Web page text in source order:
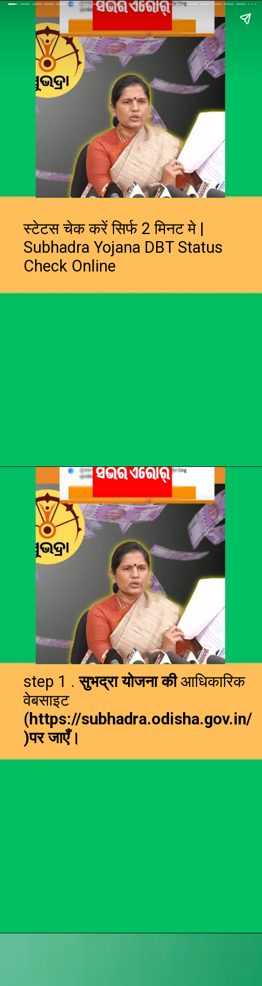
स्टेटस चेक करें सिर्फ 2 मिनट मे |
Subhadra Yojana DBT Status
Check Online
step 1 .सुभद्रा योजना कीआधिकारिक
वेबसाइट
(https://subhadra.odisha.gov.in/
)पर जाएँ।